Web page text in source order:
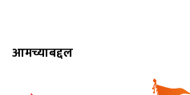
आमच्याबद्दल